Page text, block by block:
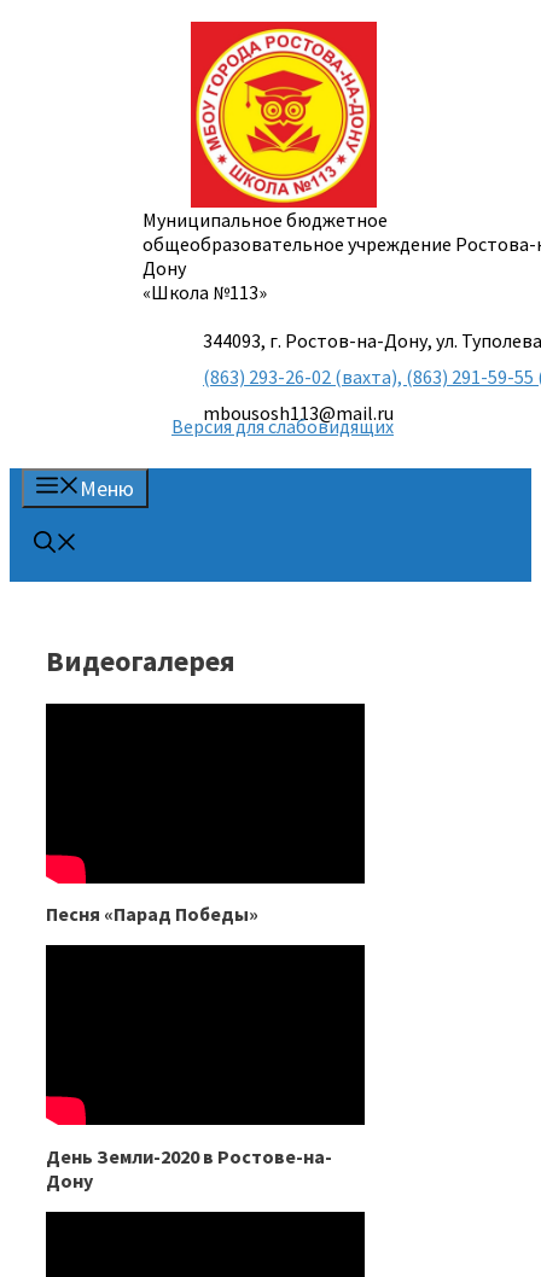
Муниципальное бюджетное
общеобразовательное учреждение
Дону
«Школа №113»
344093, г. Ростов-на-Дону, ул.
(863) 293-26-02 (вахта), (863) 291-59-
mbousosh113@mail.ru
Версия для слабовидящих
Меню
Видеогалерея
Песня «Парад Победы»
День Земли-2020 в Ростове-на-
Дону